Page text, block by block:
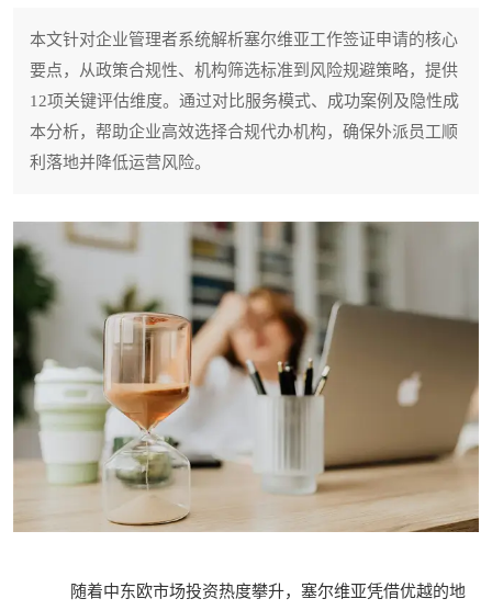
本文针对企业管理者系统解析塞尔维亚工作签证申请的核心
要点，从政策合规性、机构筛选标准到风险规避策略，提供
12项关键评估维度。通过对比服务模式、成功案例及隐性成
本分析，帮助企业高效选择合规代办机构，确保外派员工顺
利落地并降低运营风险。
随着中东欧市场投资热度攀升，塞尔维亚凭借优越的地